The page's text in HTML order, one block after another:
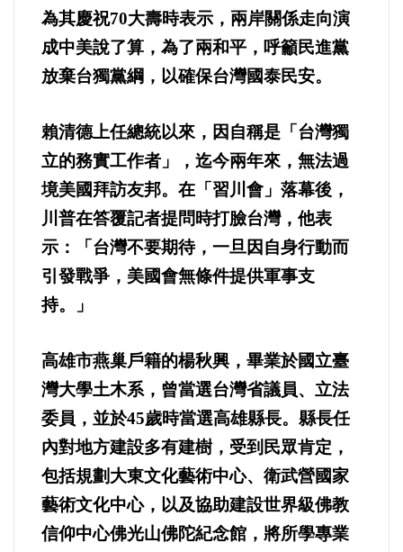
健康/養生
演講/發表會/論壇/研討會
內政/社會/福利/弱勢/慈善
國際/全球
環境/資源/能源
中美台
餐飲美食
蔬/素食
為其慶祝70大壽時表示，兩岸關係走向演
成中美說了算，為了兩和平，呼籲民進黨
放棄台獨黨綱，以確保台灣國泰民安。
賴清德上任總統以來，因自稱是「台灣獨
立的務實工作者」，迄今兩年來，無法過
境美國拜訪友邦。在「習川會」落幕後，
川普在答覆記者提問時打臉台灣，他表
示：「台灣不要期待，一旦因自身行動而
引發戰爭，美國會無條件提供軍事支
持。」
高雄市燕巢戶籍的楊秋興，畢業於國立臺
灣大學土木系，曾當選台灣省議員、立法
委員，並於45歲時當選高雄縣長。縣長任
內對地方建設多有建樹，受到民眾肯定，
包括規劃大東文化藝術中心、衛武營國家
藝術文化中心，以及協助建設世界級佛教
信仰中心佛光山佛陀紀念館，將所學專業